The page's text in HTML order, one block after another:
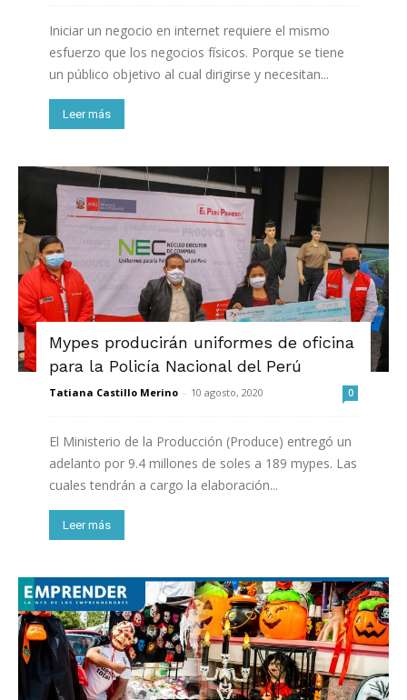
Iniciar un negocio en internet requiere el mismo
esfuerzo que los negocios físicos. Porque se tiene
un público objetivo al cual dirigirse y necesitan...
Leer más
Mypes producirán uniformes de oficina
para la Policía Nacional del Perú
Tatiana Castillo Merino - 10 agosto, 2020 0
El Ministerio de la Producción (Produce) entregó un
adelanto por 9.4 millones de soles a 189 mypes. Las
cuales tendrán a cargo la elaboración...
Leer más